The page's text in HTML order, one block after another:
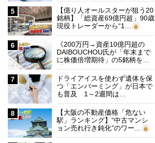
5
【億り人オールスターが狙う20
銘柄】「総資産69億円超」90歳
現役トレーダーから“1…
6
《200万円→資産10億円超の
DAIBOUCHOU氏が「年末まで
に株価倍増期待」の5銘柄を…
7
ドライアイスを使わず遺体を保
つ「エンバーミング」が日本で
も普及 1～2週間は…
8
【大阪の不動産価格「危ない
駅」ランキング】“中古マンシ
ョン売れ行き鈍化”のワー…